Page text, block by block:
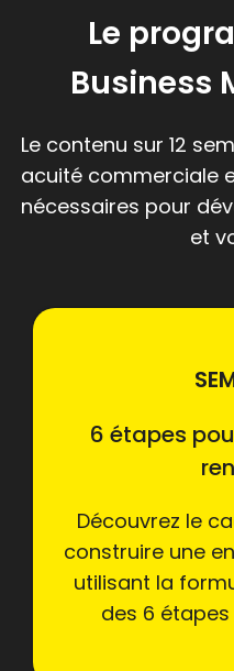
Le
Business
Le contenu sur 12
acuité commerciale
nécessaires pour
et
6 étapes
Découvrez le
construire une
utilisant la
des 6 étapes